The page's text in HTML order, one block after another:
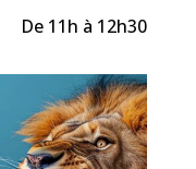
De 11h à 12h30